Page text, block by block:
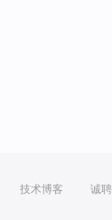
技术博客 诚